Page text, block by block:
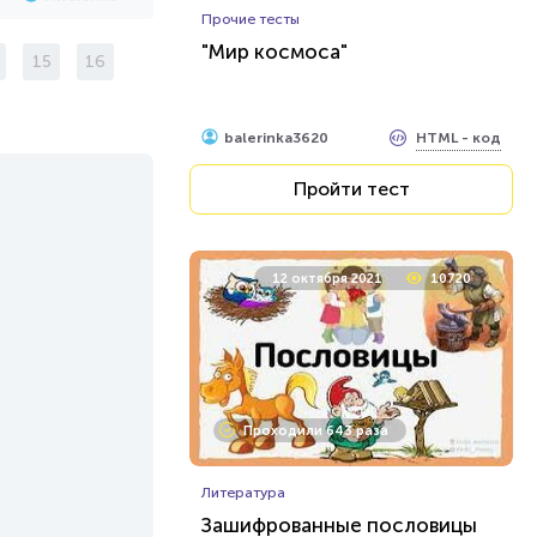
15 16
Прочие тесты
"Мир космоса"
balerinka3620 HTML - код
Пройти тест
12 октября 2021 10720
Проходили 643 раза
Литература
Зашифрованные пословицы